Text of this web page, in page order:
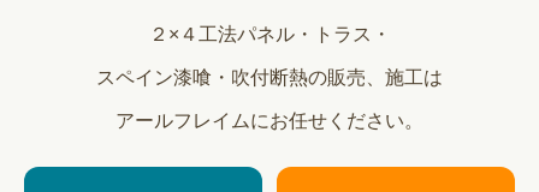
２×４工法パネル・トラス・
スペイン漆喰・吹付断熱の販売、施工は
アールフレイムにお任せください。